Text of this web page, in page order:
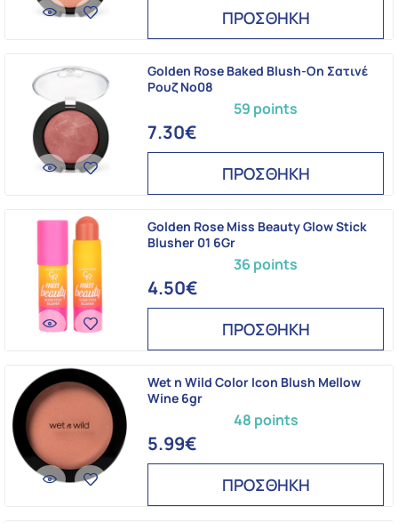
ΠΡΟΣΘΗΚΗ
59 points
Golden Rose Baked Blush-On Σατινέ
Ρουζ No08
7.30€
ΠΡΟΣΘΗΚΗ
36 points
Golden Rose Miss Beauty Glow Stick
Blusher 01 6Gr
4.50€
ΠΡΟΣΘΗΚΗ
48 points
Wet n Wild Color Icon Blush Mellow
Wine 6gr
5.99€
ΠΡΟΣΘΗΚΗ